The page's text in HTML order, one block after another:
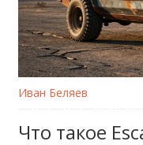
Иван Беляев
Что такое